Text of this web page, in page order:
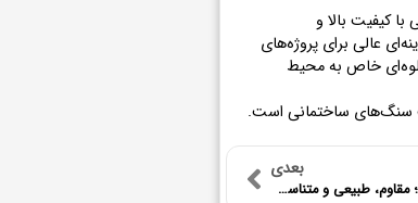
کیفیت بالا و
عالی برای پروژه‌های
خاص به محیط
بعدی
راهنمای انتخاب سنگ مناسب شومینه؛ مقاوم، طبیعی و متناسب با دکور